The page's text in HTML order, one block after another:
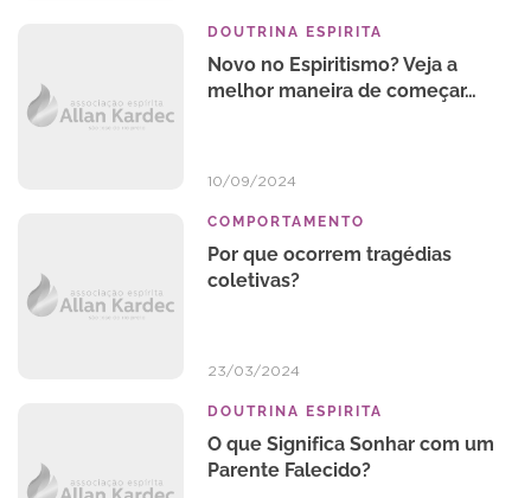
DOUTRINA ESPIRITA
Novo no Espiritismo? Veja a
melhor maneira de começar…
10/09/2024
COMPORTAMENTO
Por que ocorrem tragédias
coletivas?
23/03/2024
DOUTRINA ESPIRITA
O que Significa Sonhar com um
Parente Falecido?